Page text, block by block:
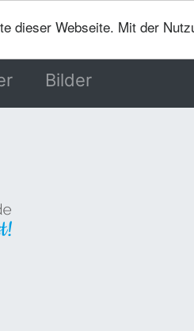
dieser Webseite. Mit der
Bilder